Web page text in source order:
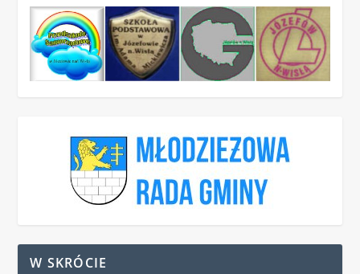
W SKRÓCIE